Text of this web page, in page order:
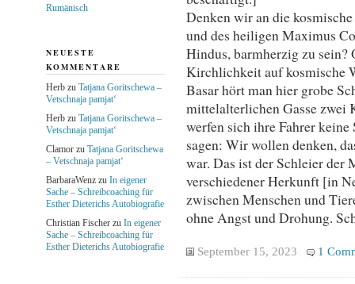
Denken wir an die
und des heiligen Maximus
Hindus, barmherzig zu sein?
Kirchlichkeit auf kosmische
Basar hört man hier grobe
mittelalterlichen Gasse zwei
werfen sich ihre Fahrer
sagen: Wir wollen denken,
war. Das ist der Schleier der
verschiedener Herkunft [in
zwischen Menschen und
ohne Angst und Drohung.
September 15, 2023 1
Rumänisch
NEUESTE
KOMMENTARE
Herbzu Tatjana Goritschewa –
Vetschnaja pamjat‘
Herbzu Tatjana Goritschewa –
Vetschnaja pamjat‘
Clamorzu Tatjana Goritschewa
– Vetschnaja pamjat‘
BarbaraWenzzu In eigener
Sache – Schreibcoaching für
Esther Dieterichs Autobiografie
Christian Fischerzu In eigener
Sache – Schreibcoaching für
Esther Dieterichs Autobiografie